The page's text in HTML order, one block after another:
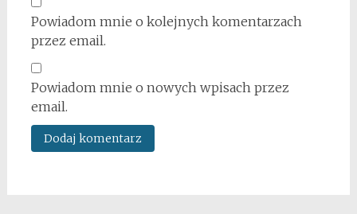
Powiadom mnie o kolejnych komentarzach
przez email.
Powiadom mnie o nowych wpisach przez
email.